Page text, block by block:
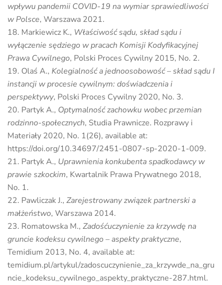
wpływu pandemii COVID-19 na wymiar sprawiedliwości
w Polsce, Warszawa 2021.
Markiewicz K., Właściwość sądu, skład sądu i
wyłączenie sędziego w pracach Komisji Kodyfikacyjnej
Prawa Cywilnego, Polski Proces Cywilny 2015, No. 2.
Olaś A., Kolegialność a jednoosobowość – skład sądu I
instancji w procesie cywilnym: doświadczenia i
perspektywy, Polski Proces Cywilny 2020, No. 3.
Partyk A., Optymalność zachowku wobec przemian
rodzinno-społecznych, Studia Prawnicze. Rozprawy i
Materiały 2020, No. 1(26), available at:
https://doi.org/10.34697/2451-0807-sp-2020-1-009.
Partyk A., Uprawnienia konkubenta spadkodawcy w
prawie szkockim, Kwartalnik Prawa Prywatnego 2018,
No. 1.
Pawliczak J., Zarejestrowany związek partnerski a
małżeństwo, Warszawa 2014.
Romatowska M., Zadośćuczynienie za krzywdę na
gruncie kodeksu cywilnego – aspekty praktyczne,
Temidium 2013, No. 4, available at:
temidium.pl/artykul/zadoscuczynienie_za_krzywde_na_gru
ncie_kodeksu_cywilnego_aspekty_praktyczne-287.html.